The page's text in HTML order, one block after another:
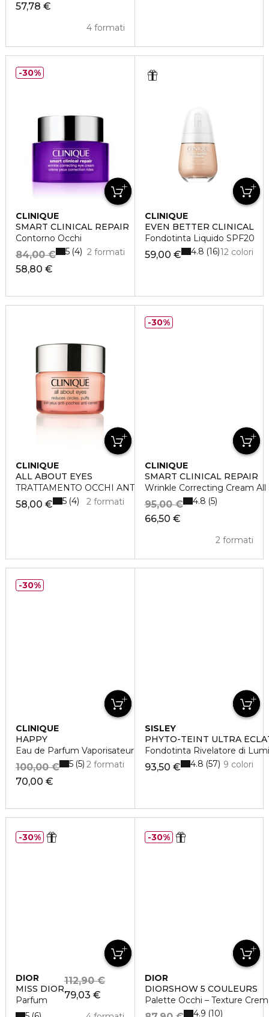
57,78 €
4 formati
CLINIQUE
SMART CLINICAL REPAIR
Contorno Occhi
58,80 €
84,00 € 2 formati
5 4
30%
CLINIQUE
EVEN BETTER CLINICAL
Fondotinta Liquido SPF20
59,00 € 12 colori
4.8 16
CLINIQUE
ALL ABOUT EYES
TRATTAMENTO OCCHI ANTI-BORSE ANTI-OCCHIAIE
58,00 € 2 formati
5 4
CLINIQUE
SMART CLINICAL REPAIR
Wrinkle Correcting Cream All
66,50 €
95,00 €
2 formati
4.8 5
30%
CLINIQUE
HAPPY
Eau de Parfum Vaporisateur
70,00 €
100,00 € 2 formati
5 5
30%
SISLEY
PHYTO-TEINT ULTRA
Fondotinta Rivelatore di
93,50 € 9 colori
4.8 57
DIOR
MISS DIOR
Parfum
79,03 €
112,90 €
30%
DIOR
DIORSHOW 5 COULEURS
Palette Occhi – Texture
4.9 10
30%